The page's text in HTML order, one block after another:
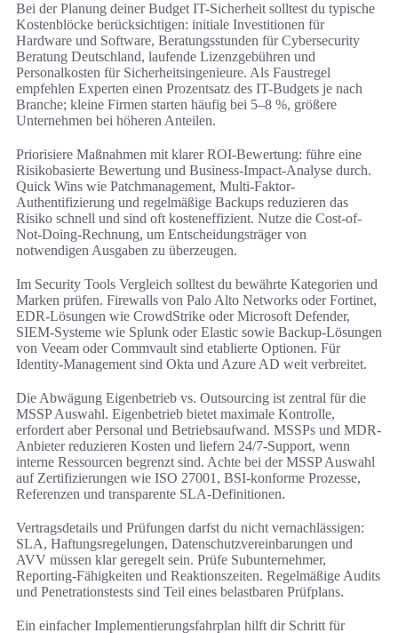
Bei der Planung deiner Budget IT-Sicherheit solltest du typische
Kostenblöcke berücksichtigen: initiale Investitionen für
Hardware und Software, Beratungsstunden für Cybersecurity
Beratung Deutschland, laufende Lizenzgebühren und
Personalkosten für Sicherheitsingenieure. Als Faustregel
empfehlen Experten einen Prozentsatz des IT-Budgets je nach
Branche; kleine Firmen starten häufig bei 5–8 %, größere
Unternehmen bei höheren Anteilen.
Priorisiere Maßnahmen mit klarer ROI-Bewertung: führe eine
Risikobasierte Bewertung und Business-Impact-Analyse durch.
Quick Wins wie Patchmanagement, Multi-Faktor-
Authentifizierung und regelmäßige Backups reduzieren das
Risiko schnell und sind oft kosteneffizient. Nutze die Cost-of-
Not-Doing-Rechnung, um Entscheidungsträger von
notwendigen Ausgaben zu überzeugen.
Im Security Tools Vergleich solltest du bewährte Kategorien und
Marken prüfen. Firewalls von Palo Alto Networks oder Fortinet,
EDR-Lösungen wie CrowdStrike oder Microsoft Defender,
SIEM-Systeme wie Splunk oder Elastic sowie Backup-Lösungen
von Veeam oder Commvault sind etablierte Optionen. Für
Identity-Management sind Okta und Azure AD weit verbreitet.
Die Abwägung Eigenbetrieb vs. Outsourcing ist zentral für die
MSSP Auswahl. Eigenbetrieb bietet maximale Kontrolle,
erfordert aber Personal und Betriebsaufwand. MSSPs und MDR-
Anbieter reduzieren Kosten und liefern 24/7-Support, wenn
interne Ressourcen begrenzt sind. Achte bei der MSSP Auswahl
auf Zertifizierungen wie ISO 27001, BSI-konforme Prozesse,
Referenzen und transparente SLA-Definitionen.
Vertragsdetails und Prüfungen darfst du nicht vernachlässigen:
SLA, Haftungsregelungen, Datenschutzvereinbarungen und
AVV müssen klar geregelt sein. Prüfe Subunternehmer,
Reporting-Fähigkeiten und Reaktionszeiten. Regelmäßige Audits
und Penetrationstests sind Teil eines belastbaren Prüfplans.
Ein einfacher Implementierungsfahrplan hilft dir Schritt für